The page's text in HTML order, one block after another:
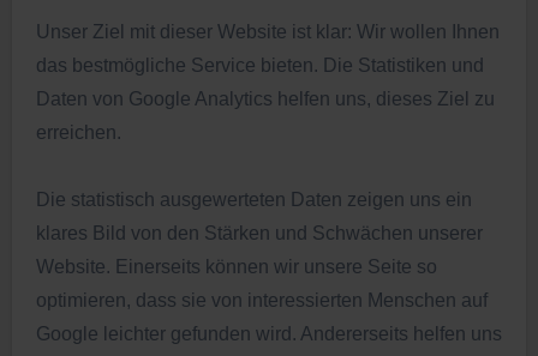
Unser Ziel mit dieser Website ist klar: Wir wollen Ihnen
das bestmögliche Service bieten. Die Statistiken und
Daten von Google Analytics helfen uns, dieses Ziel zu
erreichen.
Die statistisch ausgewerteten Daten zeigen uns ein
klares Bild von den Stärken und Schwächen unserer
Website. Einerseits können wir unsere Seite so
optimieren, dass sie von interessierten Menschen auf
Google leichter gefunden wird. Andererseits helfen uns